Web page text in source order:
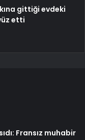
gittiği evdeki
etti
Fransız muhabir